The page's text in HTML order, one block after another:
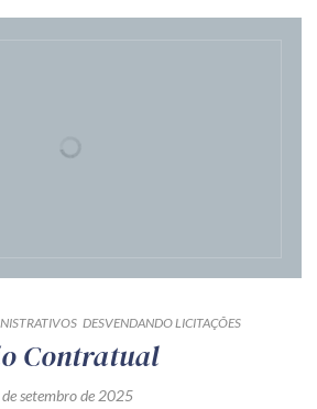
DESVENDANDO LICITAÇÕES
Contratual
setembro de 2025